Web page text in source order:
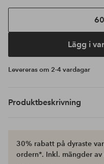
Lägg i
Levereras om 2-4 vardagar
Produktbeskrivning
30% rabatt på dyraste
ordern*. Inkl. mängder